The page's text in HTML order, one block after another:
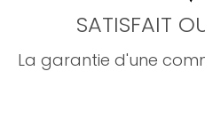
SATISFAIT
La garantie d'une